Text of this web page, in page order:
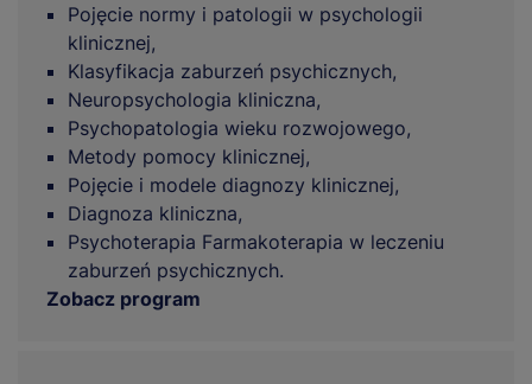
Pojęcie normy i patologii w psychologii
klinicznej,
Klasyfikacja zaburzeń psychicznych,
Neuropsychologia kliniczna,
Psychopatologia wieku rozwojowego,
Metody pomocy klinicznej,
Pojęcie i modele diagnozy klinicznej,
Diagnoza kliniczna,
Psychoterapia Farmakoterapia w leczeniu
zaburzeń psychicznych.
Zobacz program